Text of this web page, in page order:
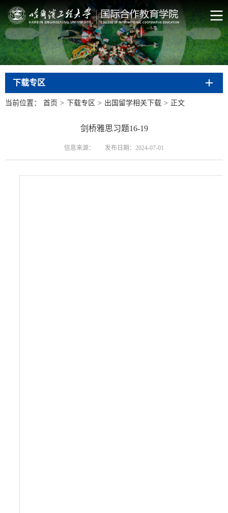
下载专区
当前位置： 首页 > 下载专区 > 出国留学相关下载 > 正文
剑桥雅思习题16-19
信息来源： 发布日期：2024-07-01